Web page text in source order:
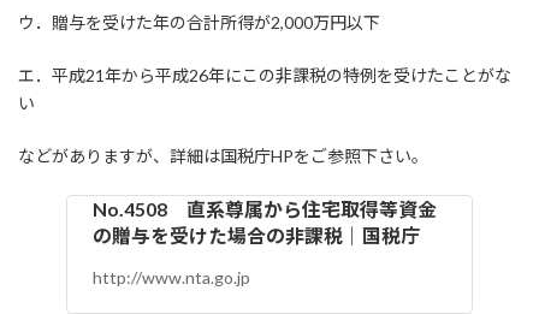
ウ．贈与を受けた年の合計所得が2,000万円以下
エ．平成21年から平成26年にこの非課税の特例を受けたことがな
い
などがありますが、詳細は国税庁HPをご参照下さい。
No.4508 直系尊属から住宅取得等資金
の贈与を受けた場合の非課税｜国税庁
http://www.nta.go.jp